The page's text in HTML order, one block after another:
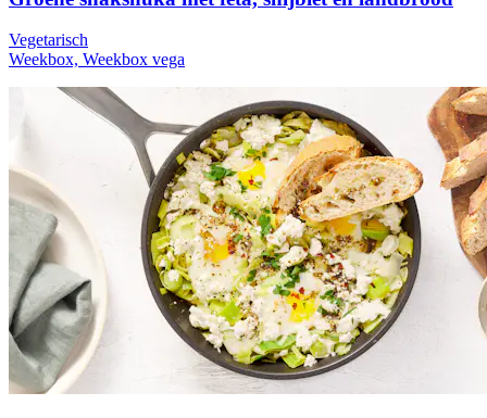
Vegetarisch
Weekbox, Weekbox vega